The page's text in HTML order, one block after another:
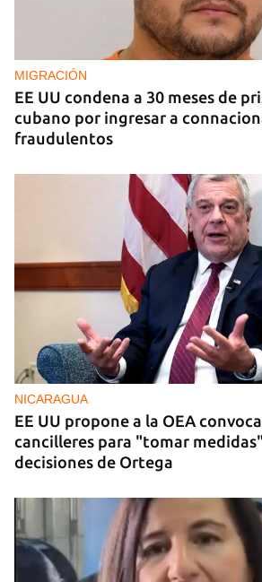
EE UU duplica sus ventas de
sector privado cubano
MIGRACIÓN
EE UU condena a 30 meses de
cubano por ingresar a
fraudulentos
NICARAGUA
EE UU propone a la OEA
cancilleres para "tomar
decisiones de Ortega